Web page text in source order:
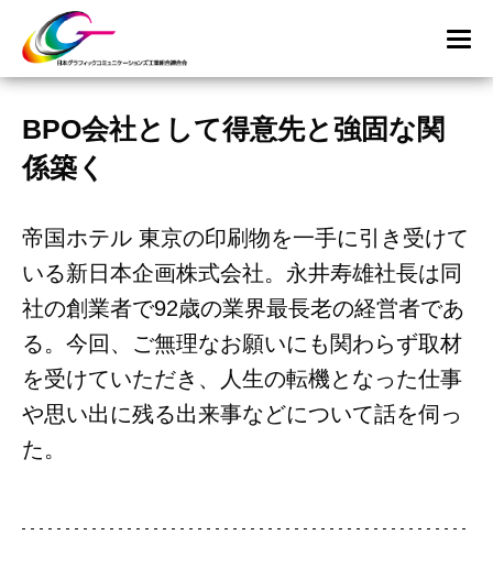
BPO会社として得意先と強固な関
係築く
帝国ホテル 東京の印刷物を一手に引き受けて
いる新日本企画株式会社。永井寿雄社長は同
社の創業者で92歳の業界最長老の経営者であ
る。今回、ご無理なお願いにも関わらず取材
を受けていただき、人生の転機となった仕事
や思い出に残る出来事などについて話を伺っ
た。